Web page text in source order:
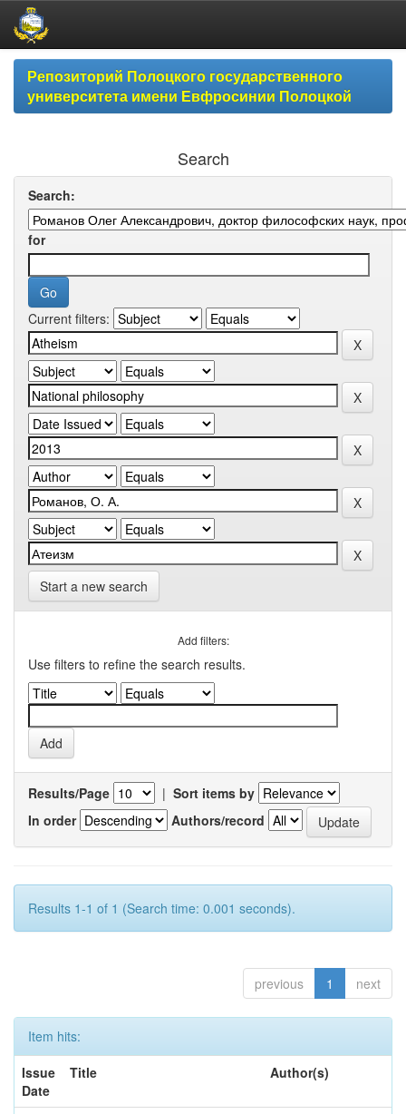
Skip
navigationРепозиторий Полоцкого государственного
университета имени Евфросинии Полоцкой
Search
Search:
for
Current filters:
Start a new search
Add filters:
Use filters to refine the search results.
Results/Page | Sort items by
In order
Authors/record
Results 1-1 of 1 (Search time: 0.001 seconds).
previous 1 next
Item hits:
Issue
Date
Title Author(s)